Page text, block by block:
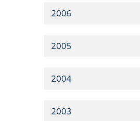
2006
2005
2004
2003